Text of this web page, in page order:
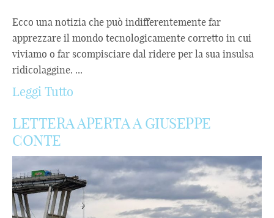
Ecco una notizia che può indifferentemente far
apprezzare il mondo tecnologicamente corretto in cui
viviamo o far scompisciare dal ridere per la sua insulsa
ridicolaggine. ...
Leggi Tutto
LETTERA APERTA A GIUSEPPE
CONTE